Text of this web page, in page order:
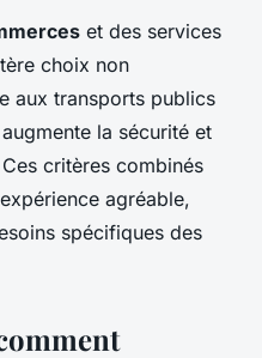
et des services
choix non
aux transports publics
la sécurité et
critères combinés
agréable,
spécifiques des